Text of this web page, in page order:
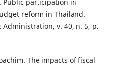
Public participation in
reform in Thailand.
v. 40, n. 5, p.
The impacts of fiscal